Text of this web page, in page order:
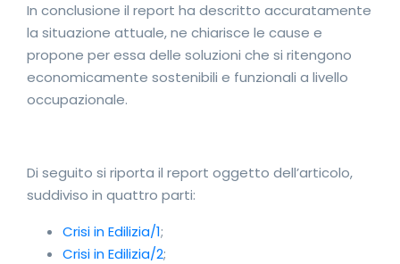
In conclusione il report ha descritto accuratamente
la situazione attuale, ne chiarisce le cause e
propone per essa delle soluzioni che si ritengono
economicamente sostenibili e funzionali a livello
occupazionale.
Di seguito si riporta il report oggetto dell’articolo,
suddiviso in quattro parti:
Crisi in Edilizia/1;
Crisi in Edilizia/2;